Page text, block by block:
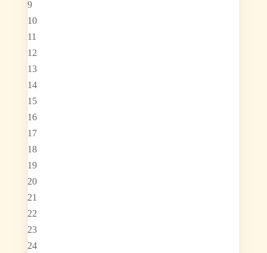
9
10
11
12
13
14
15
16
17
18
19
20
21
22
23
24